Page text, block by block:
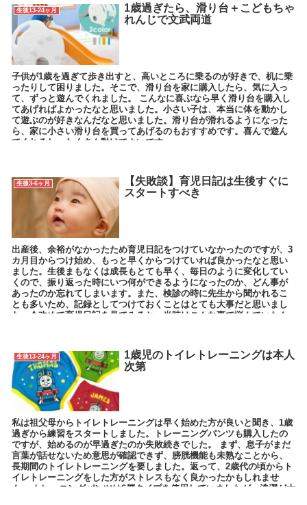
生後13-24ヶ月
1歳過ぎたら、滑り台＋こどもちゃ
れんじで文武両道
子供が1歳を過ぎて歩き出すと、高いところに乗るのが好きで、机に乗
ったりして困りました。そこで、滑り台を家に購入したら、気に入っ
て、ずっと遊んでくれました。 こんなに喜ぶなら早く滑り台を購入し
てあげればよかったなと思いました。小さい子は、本当に体を動かし
て遊ぶのが好きなんだなと思いました。滑り台が滑れるようになった
ら、家に小さい滑り台を買ってあげるのもおすすめです。喜んで遊ん
でくれるし、たくさん動けてよいです。
生後3-6ヶ月
【失敗談】育児日記は生後すぐに
スタートすべき
出産後、余裕がなかったため育児日記をつけていなかったのですが、3
カ月目からつけ始め、もっと早くからつけていれば良かったなと思い
ました。生後まもなくは成長もとても早く、毎日のように変化してい
くので、振り返った時にいつ何ができるようになったのか、どん事が
あったのか忘れてしまいます。また、検診の時に先生から聞かれるこ
とも多いため、記録としてつけておくことはとても大事だと思いまし
た。今改めて育児日記を見てみると、当時はこんな事で悩んでいたん
生後13-24ヶ月
1歳児のトイレトレーニングは本人
次第
私は祖父母からトイレトレーニングは早く始めた方が良いと聞き、1歳
過ぎから練習をスタートしました。トレーニングパンツも購入したの
ですが、始めるのが早過ぎたのか失敗続きでした。 まず、息子がまだ
言葉が話せないため意思が確認できず、膀胱機能も未熟なことから、
長期間のトイレトレーニングを要しました。返って、2歳代の頃からト
イレトレーニングをした方がストレスもなく良かったかもしれませ
ん。 トレーニングパンツは6層タイプを使用していましたが、洗濯が大